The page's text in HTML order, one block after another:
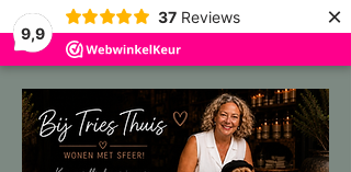
9,9
37 Reviews ×